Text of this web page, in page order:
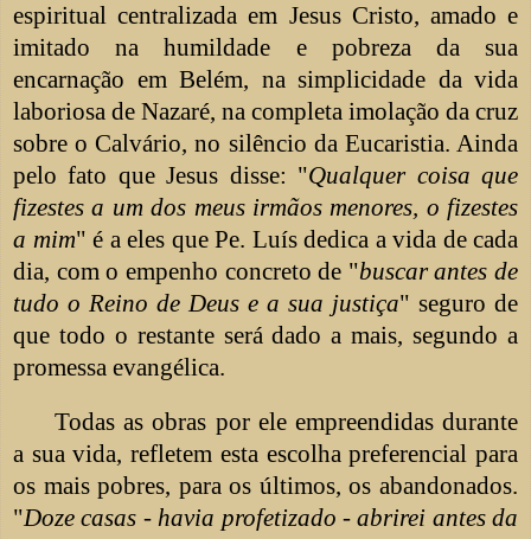
espiritual centralizada em Jesus Cristo, amado e
imitado na humildade e pobreza da sua
encarnação em Belém, na simplicidade da vida
laboriosa de Nazaré, na completa imolação da cruz
sobre o Calvário, no silêncio da Eucaristia. Ainda
pelo fato que Jesus disse: "Qualquer coisa que
fizestes a um dos meus irmãos menores, o fizestes
a mim" é a eles que Pe. Luís dedica a vida de cada
dia, com o empenho concreto de "buscar antes de
tudo o Reino de Deus e a sua justiça" seguro de
que todo o restante será dado a mais, segundo a
promessa evangélica.
Todas as obras por ele empreendidas durante
a sua vida, refletem esta escolha preferencial para
os mais pobres, para os últimos, os abandonados.
"Doze casas - havia profetizado - abrirei antes da